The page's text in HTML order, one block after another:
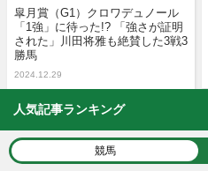
皐月賞（G1）クロワデュノール
「1強」に待った!? 「強さが証明
された」川田将雅も絶賛した3戦3
勝馬
2024.12.29
人気記事ランキング
競馬